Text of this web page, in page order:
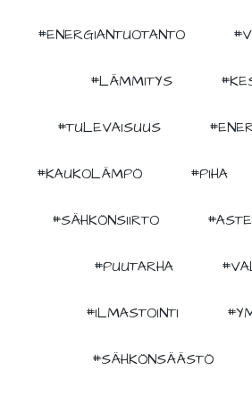
#ENERGIANTUOTANTO
#LÄMMITYS
#TULEVAISUUS
#KAUKOLÄMPÖ #PIHA
#SÄHKÖNSIIRTO
#PUUTARHA
#ILMASTOINTI
#SÄHKÖNSÄÄSTÖ